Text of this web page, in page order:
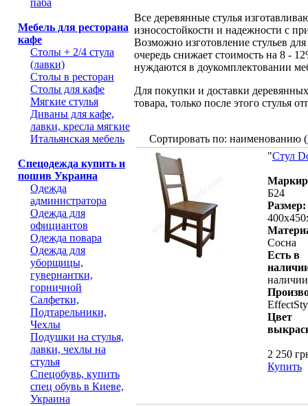
паба
Мебель для ресторана
кафе
Столы + 2/4 стула
(лавки)
Столы в ресторан
Столы для кафе
Мягкие стулья
Диваны для кафе,
лавки, кресла мягкие
Итальянская мебель
Спецодежда купить и
пошив Украина
Одежда
администратора
Одежда для
официантов
Одежда повара
Одежда для
уборщицы,
гувернантки,
горничной
Салфетки,
Подтарельники,
Чехлы
Подушки на стулья,
лавки, чехлы на
стулья
Спецобувь, купить
спец обувь в Киеве,
Украина
Все деревянные стулья
износостойкости и надежности с
Возможно изготовление стульев
очередь снижает стоимость на 8 -
нуждаются в доукомплектовании
Для покупки и доставки
товара, только после этого стулья
Сортировать по: наименованию (
"Стул
Б24
Размер:
Сосна
Есть в
наличии
Цвет
2 250
Купить